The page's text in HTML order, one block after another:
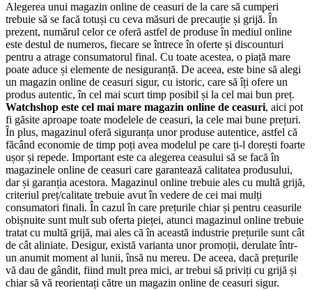
Alegerea unui magazin online de ceasuri de la care să cumperi
trebuie să se facă totuși cu ceva măsuri de precauție și grijă. În
prezent, numărul celor ce oferă astfel de produse în mediul online
este destul de numeros, fiecare se întrece în oferte și discounturi
pentru a atrage consumatorul final. Cu toate acestea, o piață mare
poate aduce și elemente de nesiguranță. De aceea, este bine să alegi
un magazin online de ceasuri sigur, cu istoric, care să îți ofere un
produs autentic, în cel mai scurt timp posibil și la cel mai bun preț.
Watchshop este cel mai mare magazin online de ceasuri, aici pot
fi găsite aproape toate modelele de ceasuri, la cele mai bune prețuri.
În plus, magazinul oferă siguranța unor produse autentice, astfel că
făcând economie de timp poți avea modelul pe care ți-l dorești foarte
ușor și repede. Important este ca alegerea ceasului să se facă în
magazinele online de ceasuri care garantează calitatea produsului,
dar și garanția acestora. Magazinul online trebuie ales cu multă grijă,
criteriul preț/calitate trebuie avut în vedere de cei mai mulți
consumatori finali. În cazul în care prețurile chiar și pentru ceasurile
obișnuite sunt mult sub oferta pieței, atunci magazinul online trebuie
tratat cu multă grijă, mai ales că în această industrie prețurile sunt cât
de cât aliniate. Desigur, există varianta unor promoții, derulate într-
un anumit moment al lunii, însă nu mereu. De aceea, dacă prețurile
vă dau de gândit, fiind mult prea mici, ar trebui să priviți cu grijă și
chiar să vă reorientați către un magazin online de ceasuri sigur.